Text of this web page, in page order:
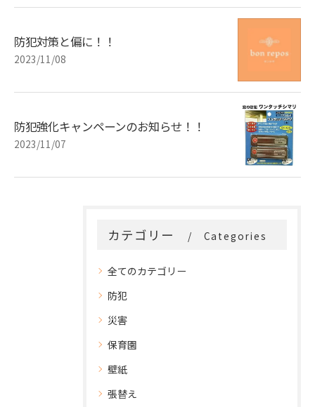
防犯対策と偏に！！
2023/11/08
防犯強化キャンペーンのお知らせ！！
2023/11/07
カテゴリー Categories
全てのカテゴリー
防犯
災害
保育園
壁紙
張替え